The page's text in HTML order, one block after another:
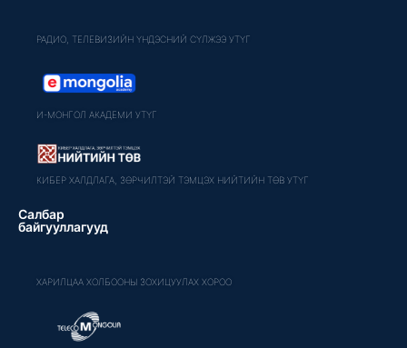
РАДИО, ТЕЛЕВИЗИЙН ҮНДЭСНИЙ СҮЛЖЭЭ УТҮГ
И-МОНГОЛ АКАДЕМИ УТҮГ
КИБЕР ХАЛДЛАГА, ЗӨРЧИЛТЭЙ ТЭМЦЭХ НИЙТИЙН ТӨВ УТҮГ
Салбар
байгууллагууд
ХАРИЛЦАА ХОЛБООНЫ ЗОХИЦУУЛАХ ХОРОО